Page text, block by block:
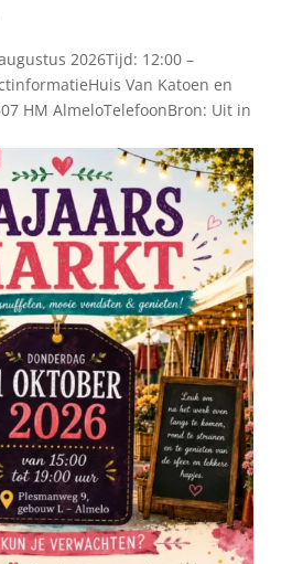
2026Tijd: 12:00 –
Van Katoen en
HM AlmeloTelefoonBron: Uit in